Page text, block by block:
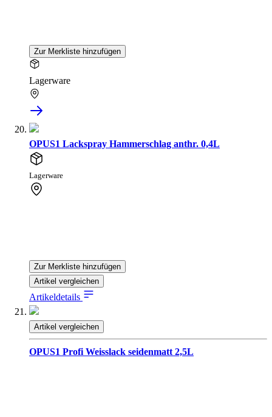
Zur Merkliste hinzufügen
Lagerware
OPUS1 Lackspray Hammerschlag anthr. 0,4L
Lagerware
Zur Merkliste hinzufügen
Artikel vergleichen
Artikeldetails
Artikel vergleichen
OPUS1 Profi Weisslack seidenmatt 2,5L